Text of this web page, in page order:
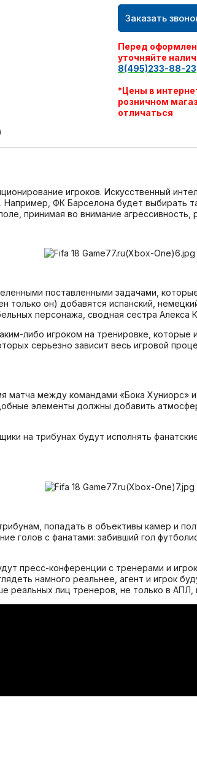
Заказать
Перед
уточняйте
8(495)233-88-23
*Цены в
розничном
отличаться
игроков. Искусственный
ФК Барселона будет выбирать
принимая во внимание
поставленными задачами,
только он) добавятся испанский,
персонажа, сводная сестра Алекса
либо игроком на тренировке, которые
серьезно зависит весь игровой
матча между командами «Бока Хуниорс»
элементы должны добавить
на трибунах будут исполнять
попадать в объективы камер и
голов с фанатами: забивший гол
пресс-конференции с тренерами и
намного реальнее, агент и игрок
реальных лиц тренеров, не только в АПЛ,